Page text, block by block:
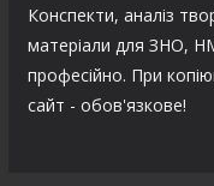
Конспекти, аналіз
матеріали для ЗНО,
професійно. При
сайт - обов'язкове!